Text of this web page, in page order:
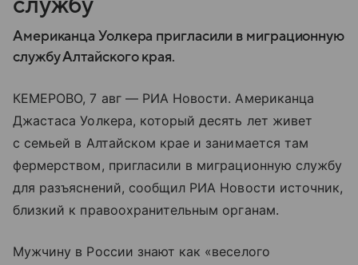
Американца Уолкера пригласили в миграционную
службу Алтайского края.
КЕМЕРОВО, 7 авг — РИА Новости. Американца
Джастаса Уолкера, который десять лет живет
с семьей в Алтайском крае и занимается там
фермерством, пригласили в миграционную службу
для разъяснений, сообщил РИА Новости источник,
близкий к правоохранительным органам.
Мужчину в России знают как «веселого